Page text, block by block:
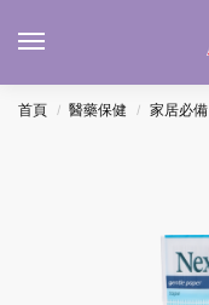
首頁 / 醫藥保健 / 家居必備